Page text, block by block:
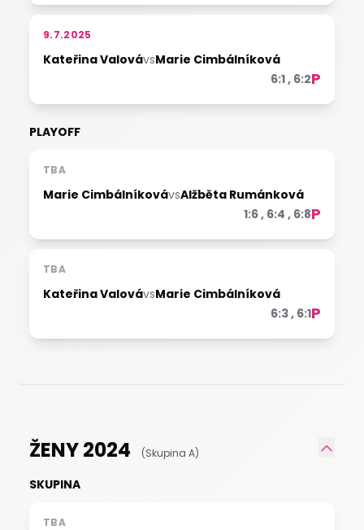
9.7.2025
Kateřina ValovávsMarie Cimbálníková
6:1 , 6:2P
PLAYOFF
TBA
Marie CimbálníkovávsAlžběta Rumánková
1:6 , 6:4 , 6:8P
TBA
Kateřina ValovávsMarie Cimbálníková
6:3 , 6:1P
ŽENY 2024 (Skupina A)
SKUPINA
TBA